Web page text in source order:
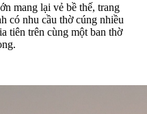
mang lại vẻ bề thế, trang
có nhu cầu thờ cúng nhiều
tiên trên cùng một ban thờ